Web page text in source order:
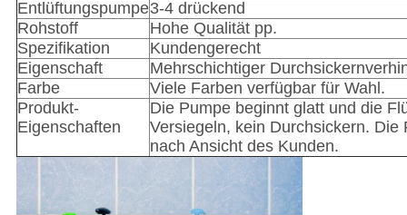
Entlüftungspumpe3-4 drückend
Rohstoff
Hohe Qualität pp.
Spezifikation
Kundengerecht
Eigenschaft
Mehrschichtiger
Farbe
Viele Farben verfügbar für Wahl.
Produkt-
Eigenschaften
Die Pumpe beginnt glatt und die
Versiegeln, kein Durchsickern. Die
nach Ansicht des Kunden.